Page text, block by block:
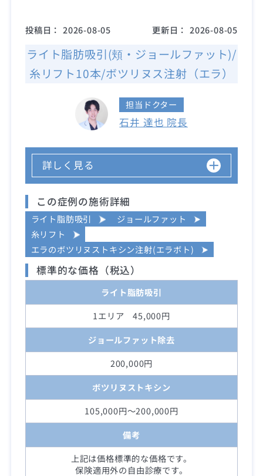
投稿日： 2026-08-05 更新日： 2026-08-05
ライト脂肪吸引(頬・ジョールファット)/
糸リフト10本/ボツリヌス注射（エラ）
担当ドクター
石井 達也 院長
詳しく見る
この症例の施術詳細
ライト脂肪吸引
ジョールファット
糸リフト
エラのボツリヌストキシン注射(エラボト)
標準的な価格（税込）
ライト脂肪吸引
1エリア 45,000円
ジョールファット除去
200,000円
ボツリヌストキシン
105,000円～200,000円
備考
上記は価格標準的な価格です。
保険適用外の自由診療です。